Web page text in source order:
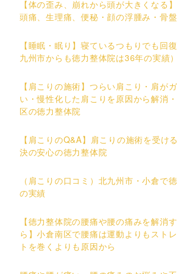
【体の歪み、崩れから頭が大きくなる
頭痛、生理痛、便秘・顔の浮腫み・骨
【睡眠・眠り】寝ているつもりでも回
九州市からも徳力整体院は36年の実績）
【肩こりの施術】つらい肩こり・肩が
い・慢性化した肩こりを原因から解消
区の徳力整体院
【肩こりのQ&A】肩こりの施術を受け
決の安心の徳力整体院
（肩こりの口コミ）北九州市・小倉で
の実績
【徳力整体院の腰痛や腰の痛みを解消
ら】小倉南区で腰痛は運動よりもスト
トを巻くよりも原因から